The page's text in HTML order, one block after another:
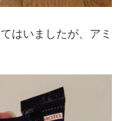
はいましたが、アミ